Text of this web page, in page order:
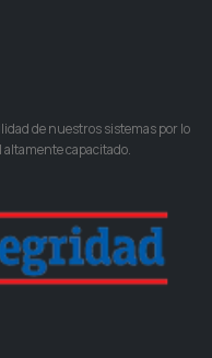
de nuestros sistemas por lo
capacitado.